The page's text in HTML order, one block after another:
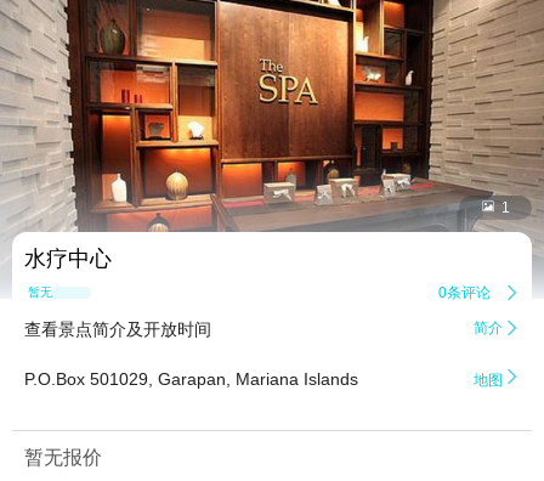
 1
水疗中心
暂无点评 0条评论 
查看景点简介及开放时间 简介 
P.O.Box 501029, Garapan, Mariana Islands 地图 
暂无报价
